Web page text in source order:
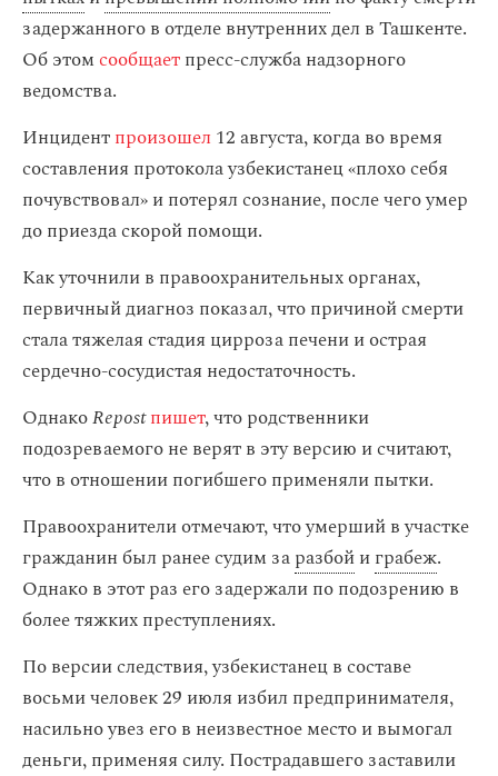
задержанного в отделе внутренних дел в Ташкенте.
Об этомсообщаетпресс-служба надзорного
ведомства.
Инцидентпроизошел 12 августа, когда во время
составления протокола узбекистанец «плохо себя
почувствовал» и потерял сознание, после чего умер
до приезда скорой помощи.
Как уточнили в правоохранительных органах,
первичный диагноз показал, что причиной смерти
стала тяжелая стадия цирроза печени и острая
сердечно-сосудистая недостаточность.
ОднакоRepostпишет, что родственники
подозреваемого не верят в эту версию и считают,
что в отношении погибшего применяли пытки.
Правоохранители отмечают, что умерший в участке
гражданин был ранее судим заразбойиграбеж.
Однако в этот раз его задержали по подозрению в
более тяжких преступлениях.
По версии следствия, узбекистанец в составе
восьми человек 29 июля избил предпринимателя,
насильно увез его в неизвестное место и вымогал
деньги, применяя силу. Пострадавшего заставили